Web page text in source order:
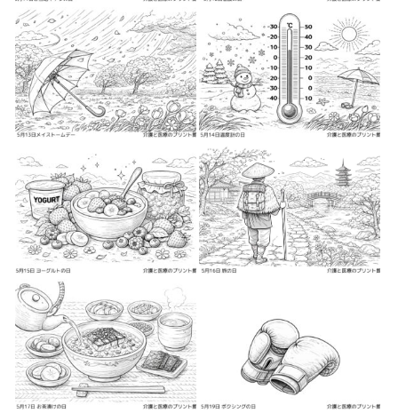
2026-05-2 2026-05-2
2026-05-2 2026-05-3
2026-05-6 2026-05-7